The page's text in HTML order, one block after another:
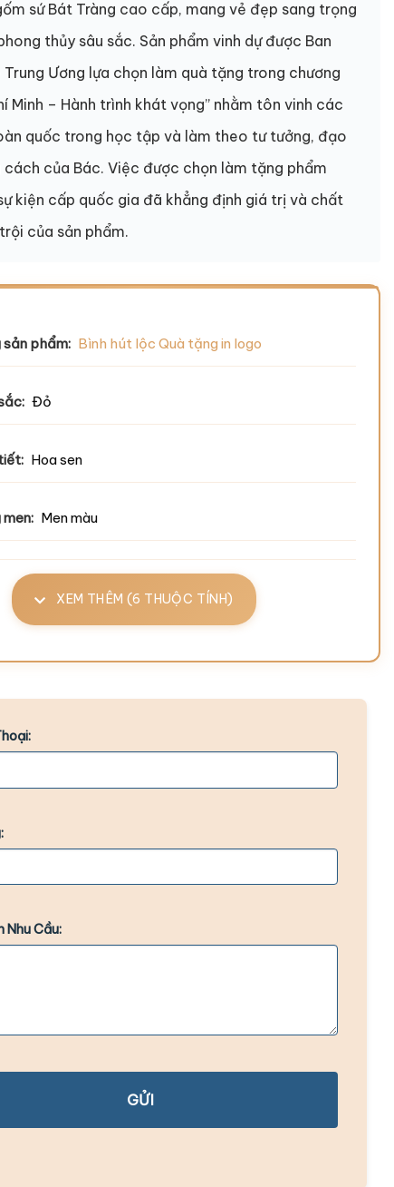
sứ Bát Tràng cao cấp, mang vẻ đẹp sang trọng
thủy sâu sắc. Sản phẩm vinh dự được Ban
Trung Ương lựa chọn làm quà tặng trong chương
Minh – Hành trình khát vọng” nhằm tôn vinh các
quốc trong học tập và làm theo tư tưởng, đạo
cách của Bác. Việc được chọn làm tặng phẩm
kiện cấp quốc gia đã khẳng định giá trị và chất
của sản phẩm.
sản phẩm: Bình hút lộc Quà tặng in logo
Đỏ
Hoa sen
men: Men màu
XEM THÊM (6 THUỘC TÍNH)
Nhu Cầu:
GỬI